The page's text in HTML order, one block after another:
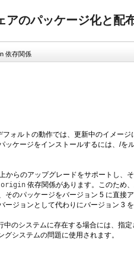
のパッケージ化と配
依存関係
ォルトの動作では、更新中のイメー
ッケージをインストールするには、/を
らのアップグレードをサポートし、
origin 依存関係があります。このため
のパッケージをバージョン 5 に直接
ジョンとして代わりにバージョン 3 を
のシステムに存在する場合には、指
システムの問題に使用されます。